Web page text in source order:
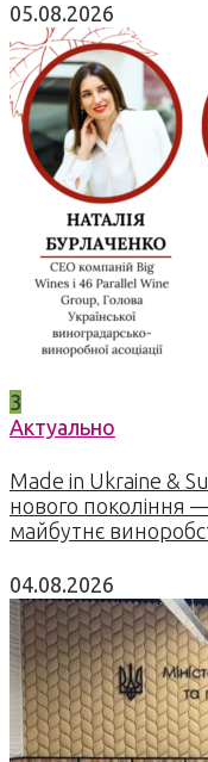
05.08.2026
3
Актуально
Made in Ukraine &
нового покоління
майбутнє
04.08.2026